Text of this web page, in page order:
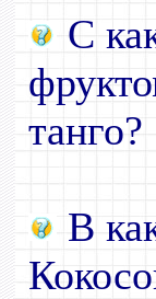
С
танго?
В